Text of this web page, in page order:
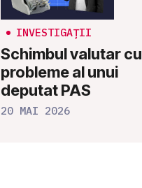
INVESTIGAȚII
Schimbul valutar cu
probleme al unui
deputat PAS
20 MAI 2026